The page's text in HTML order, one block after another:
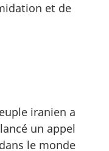
et de
iranien a
un appel
le monde